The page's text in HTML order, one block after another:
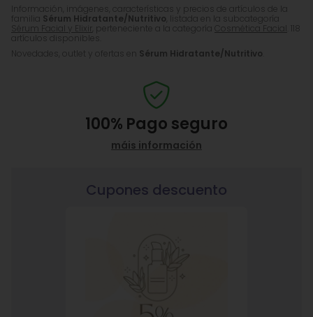
Información, imágenes, características y precios de artículos de la
familia Sérum Hidratante/Nutritivo , listada en la subcategoría
Sérum Facial y Elixir , perteneciente a la categoría Cosmética Facial . 118
artículos disponibles.
Novedades, outlet y ofertas en Sérum Hidratante/Nutritivo
100% Pago seguro
máis información
Cupones descuento